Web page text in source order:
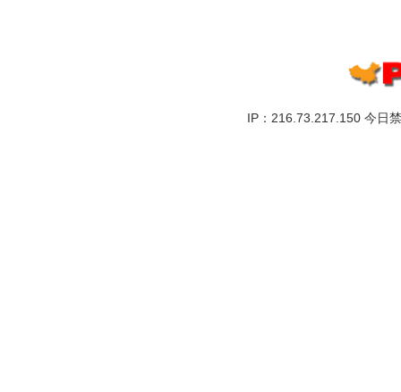
IP：216.73.217.150 今日